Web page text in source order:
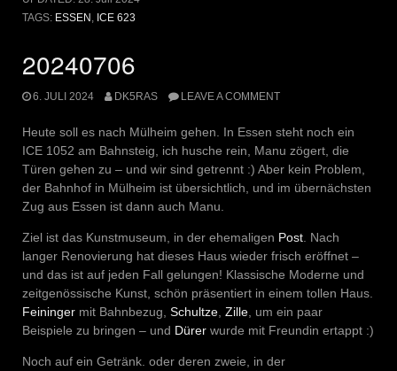
TAGS: ESSEN ICE 623
20240706
6. JULI 2024 DK5RAS LEAVE A COMMENT
Heute soll es nach Mülheim gehen. In Essen steht noch ein
ICE 1052 am Bahnsteig, ich husche rein, Manu zögert, die
Türen gehen zu – und wir sind getrennt :) Aber kein Problem,
der Bahnhof in Mülheim ist übersichtlich, und im übernächsten
Zug aus Essen ist dann auch Manu.
Ziel ist das Kunstmuseum, in der ehemaligen Post . Nach
langer Renovierung hat dieses Haus wieder frisch eröffnet –
und das ist auf jeden Fall gelungen! Klassische Moderne und
zeitgenössische Kunst, schön präsentiert in einem tollen Haus.
Feininger mit Bahnbezug, Schultze Zille , um ein paar
Beispiele zu bringen – und Dürer wurde mit Freundin ertappt :)
Noch auf ein Getränk. oder deren zweie, in der